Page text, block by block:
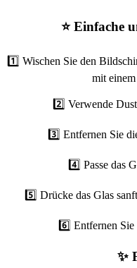
⭐ Einfache
1️⃣ Wischen Sie den
mit
2️⃣ Verwende
3️⃣ Entfernen Sie
4️⃣ Passe das
5️⃣ Drücke das Glas
6️⃣ Entfernen
✨